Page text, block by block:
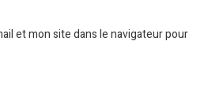
et mon site dans le navigateur pour